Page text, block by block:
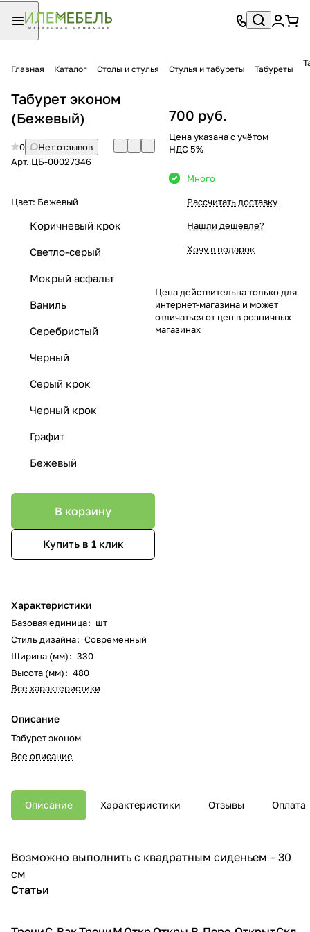
Главная Каталог Столы и стулья Стулья и табуреты Табуреты
Табурет эконом
(Бежевый)
0
Нет отзывов
Арт. ЦБ-00027346
Цвет: Бежевый
Коричневый крок
Светло-серый
Мокрый асфальт
Ваниль
Серебристый
Черный
Серый крок
Черный крок
Графит
Бежевый
В корзину
Купить в 1 клик
Характеристики
Базовая единица: шт
Стиль дизайна: Современный
Ширина (мм): 330
Высота (мм): 480
Все характеристики
Описание
Табурет эконом
Все описание
700 руб.
Цена указана с учётом
НДС 5%
Много
Рассчитать доставку
Нашли дешевле?
Хочу в подарок
Цена действительна только для
интернет-магазина и может
отличаться от цен в розничных
магазинах
Описание Характеристики Отзывы Оплата
Возможно выполнить с квадратным сиденьем – 30
см
Статьи